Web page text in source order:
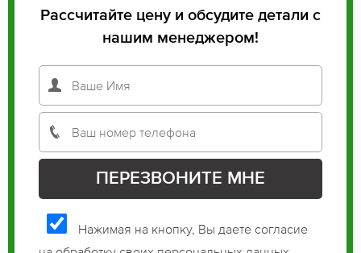
Рассчитайте цену и обсудите детали с
нашим менеджером!
Нажимая на кнопку, Вы даете согласие